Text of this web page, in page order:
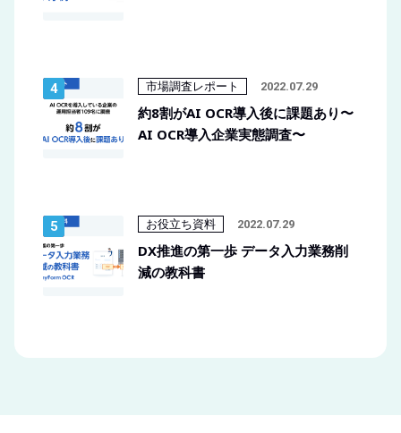
市場調査レポート 2022.07.29
約8割がAI OCR導入後に課題あり〜
AI OCR導入企業実態調査〜
お役立ち資料 2022.07.29
DX推進の第一歩 データ入力業務削
減の教科書